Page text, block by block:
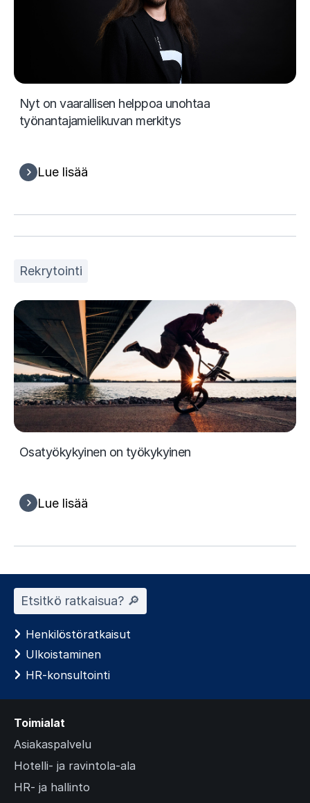
Nyt on vaarallisen helppoa unohtaa
työnantajamielikuvan merkitys
Lue lisää
Rekrytointi
Osatyökykyinen on työkykyinen
Lue lisää
Etsitkö ratkaisua? 🔎︎
Henkilöstöratkaisut
Ulkoistaminen
HR-konsultointi
Toimialat
Asiakaspalvelu
Hotelli- ja ravintola-ala
HR- ja hallinto